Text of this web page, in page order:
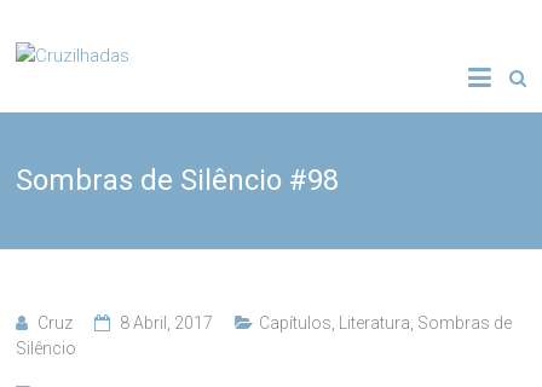
content
Cruzilhadas
Sombras de Silêncio #98
Cruz 8 Abril, 2017 Capítulos Literatura Sombras de
Silêncio